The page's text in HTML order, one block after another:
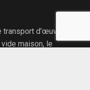
d’œuvres
vide maison, le